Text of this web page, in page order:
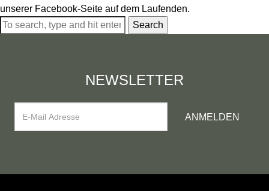
unserer Facebook-Seite auf dem Laufenden.
Search
NEWSLETTER